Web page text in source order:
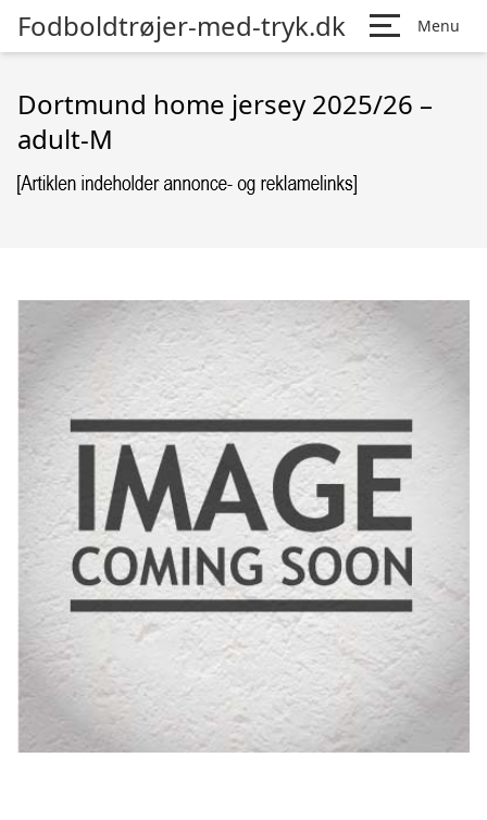
Fodboldtrøjer-med-tryk.dk Menu
Dortmund home jersey 2025/26 –
adult-M